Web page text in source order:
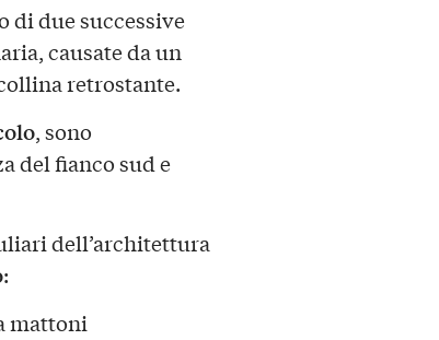
di due successive
causate da un
retrostante.
, sono
del fianco sud e
dell’architettura
:
mattoni